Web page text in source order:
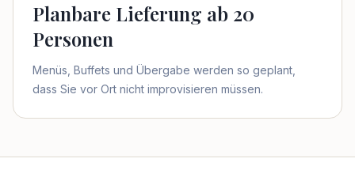
Planbare Lieferung ab 20
Personen
Menüs, Buffets und Übergabe werden so geplant,
dass Sie vor Ort nicht improvisieren müssen.